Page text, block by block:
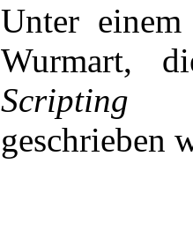
Unter
Wurmart,
Scripting
geschrieben